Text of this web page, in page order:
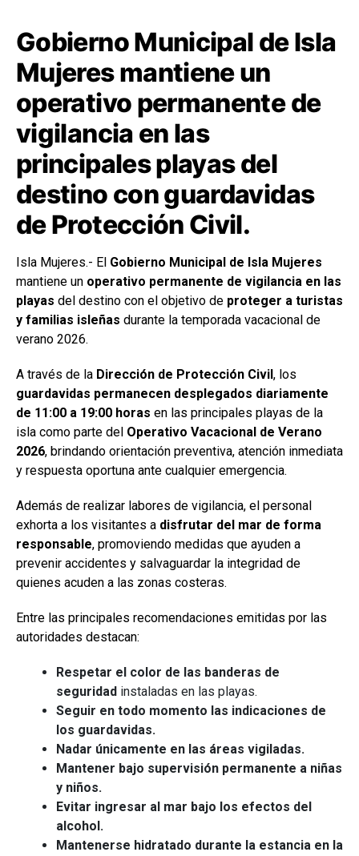
Gobierno Municipal de Isla
Mujeres mantiene un
operativo permanente de
vigilancia en las
principales playas del
destino con guardavidas
de Protección Civil.
Isla Mujeres.- El Gobierno Municipal de Isla Mujeres
mantiene un operativo permanente de vigilancia en las
playas del destino con el objetivo de proteger a turistas
y familias isleñas durante la temporada vacacional de
verano 2026.
A través de la Dirección de Protección Civil , los
guardavidas permanecen desplegados diariamente
de 11:00 a 19:00 horas en las principales playas de la
isla como parte del Operativo Vacacional de Verano
2026, brindando orientación preventiva, atención inmediata
y respuesta oportuna ante cualquier emergencia.
Además de realizar labores de vigilancia, el personal
exhorta a los visitantes a disfrutar del mar de forma
responsable, promoviendo medidas que ayuden a
prevenir accidentes y salvaguardar la integridad de
quienes acuden a las zonas costeras.
Entre las principales recomendaciones emitidas por las
autoridades destacan:
Respetar el color de las banderas de
seguridad instaladas en las playas.
Seguir en todo momento las indicaciones de
los guardavidas.
Nadar únicamente en las áreas vigiladas.
Mantener bajo supervisión permanente a niñas
y niños.
Evitar ingresar al mar bajo los efectos del
alcohol.
Mantenerse hidratado durante la estancia en la